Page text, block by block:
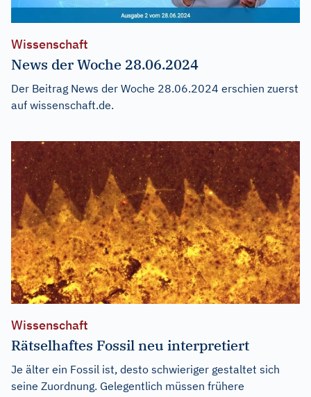
Wissenschaft
News der Woche 28.06.2024
Der Beitrag News der Woche 28.06.2024 erschien zuerst
auf wissenschaft.de.
Wissenschaft
Rätselhaftes Fossil neu interpretiert
Je älter ein Fossil ist, desto schwieriger gestaltet sich
seine Zuordnung. Gelegentlich müssen frühere